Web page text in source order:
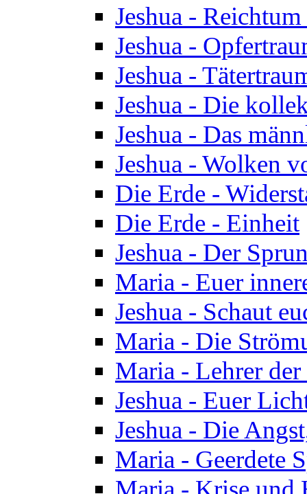
Jeshua -
Jeshua -
Jeshua -
Jeshua - Die
Jeshua - Das
Jeshua - Wolken
Die Erde -
Die Erde - Einheit
Jeshua - Der
Maria - Euer
Jeshua - Schaut
Maria - Die
Maria - Lehrer
Jeshua - Euer
Jeshua - Die
Maria - Geerdete